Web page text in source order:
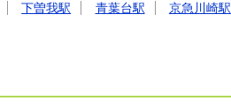
下曽我駅 青葉台駅 京急川崎駅